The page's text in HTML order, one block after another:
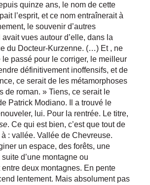
quinze ans, le nom de cette
l’esprit, et ce nom entraînerait à
le souvenir d’autres
avait vues autour d’elle, dans la
du Docteur-Kurzenne. (…) Et , ne
le passé pour le corriger, le meilleur
définitivement inoffensifs, et de
ce serait de les métamorphoses
de roman. » Tiens, ce serait le
Patrick Modiano. Il a trouvé le
lui. Pour la rentrée. Le titre,
. Ce qui est bien, c’est que tout de
à : vallée. Vallée de Chevreuse.
un espace, des forêts, une
d’une montagne ou
entre deux montagnes. En pente
lentement. Mais absolument pas